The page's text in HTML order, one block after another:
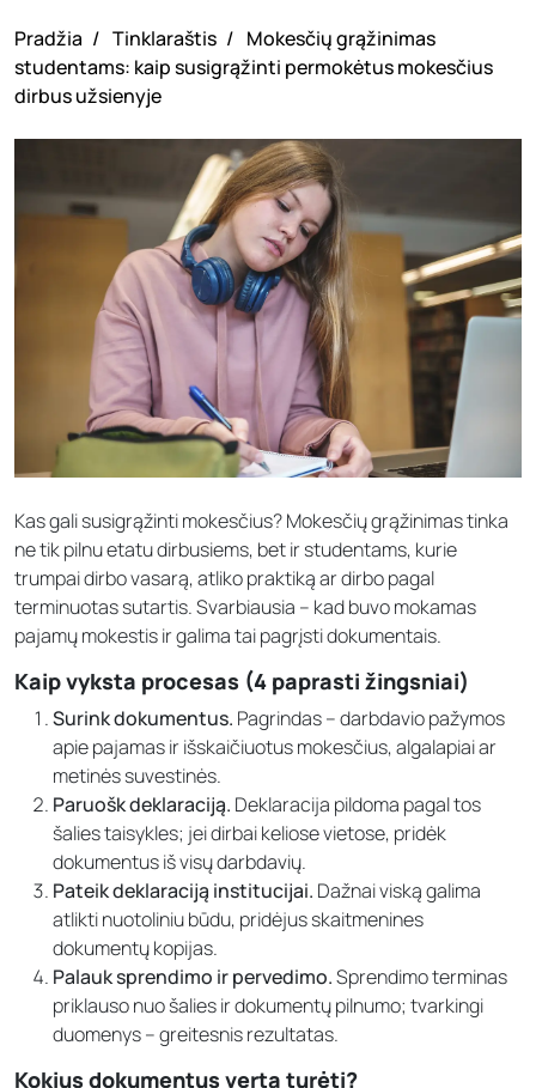
Pradžia / Tinklaraštis / Mokesčių grąžinimas
studentams: kaip susigrąžinti permokėtus mokesčius
dirbus užsienyje
Kas gali susigrąžinti mokesčius? Mokesčių grąžinimas tinka
ne tik pilnu etatu dirbusiems, bet ir studentams, kurie
trumpai dirbo vasarą, atliko praktiką ar dirbo pagal
terminuotas sutartis. Svarbiausia – kad buvo mokamas
pajamų mokestis ir galima tai pagrįsti dokumentais.
Kaip vyksta procesas (4 paprasti žingsniai)
Surink dokumentus. Pagrindas – darbdavio pažymos
apie pajamas ir išskaičiuotus mokesčius, algalapiai ar
metinės suvestinės.
Paruošk deklaraciją. Deklaracija pildoma pagal tos
šalies taisykles; jei dirbai keliose vietose, pridėk
dokumentus iš visų darbdavių.
Pateik deklaraciją institucijai. Dažnai viską galima
atlikti nuotoliniu būdu, pridėjus skaitmenines
dokumentų kopijas.
Palauk sprendimo ir pervedimo.Sprendimo terminas
priklauso nuo šalies ir dokumentų pilnumo; tvarkingi
duomenys – greitesnis rezultatas.
Kokius dokumentus verta turėti?